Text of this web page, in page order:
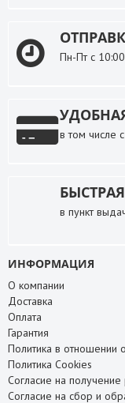
Пн-Пт с
в том числе
в пункт
ИНФОРМАЦИЯ
О компании
Доставка
Оплата
Гарантия
Политика в отношении
Политика Cookies
Согласие на
Согласие на сбор и